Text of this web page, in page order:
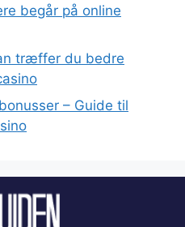
begår på online
træffer du bedre
– Guide til